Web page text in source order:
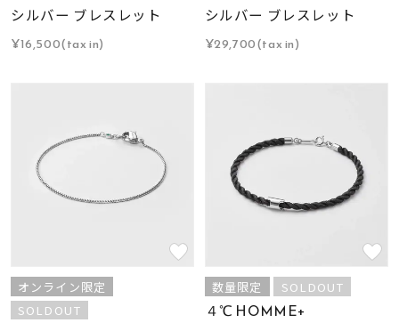
シルバー ブレスレット
¥16,500(tax in)
シルバー ブレスレット
¥29,700(tax in)
オンライン限定
SOLDOUT
数量限定 SOLDOUT
４℃ HOMME+